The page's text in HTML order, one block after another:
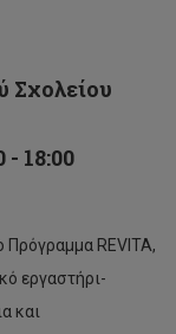
- 18:00
Πρόγραμμα REVITA,
εργαστήρι-
και